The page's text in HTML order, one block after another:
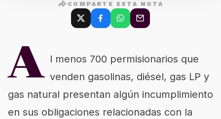
COMPARTE ESTA NOTA
A l menos 700 permisionarios que
venden gasolinas, diésel, gas LP y
gas natural presentan algún incumplimiento
en sus obligaciones relacionadas con la